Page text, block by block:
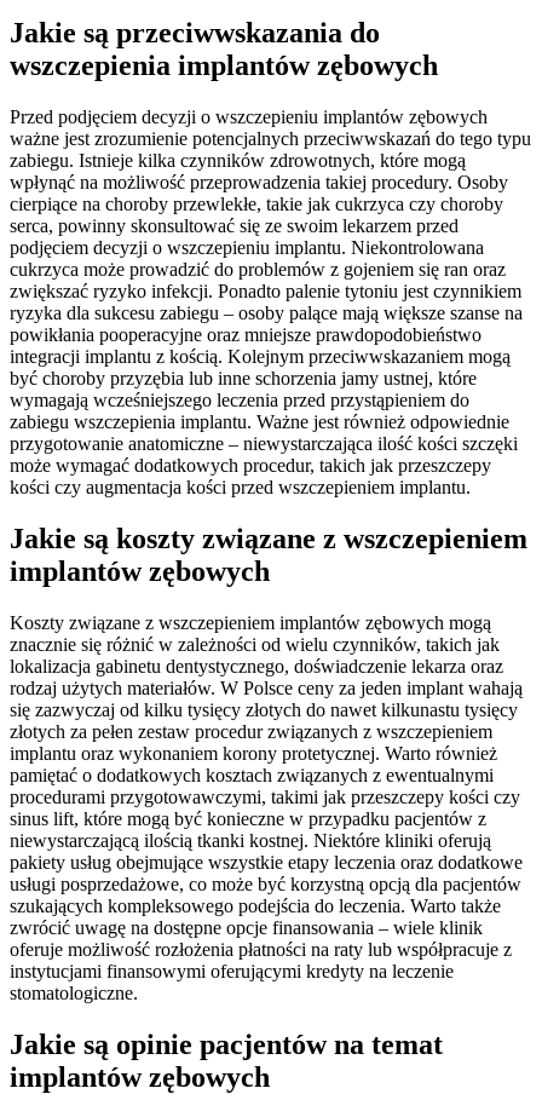
Jakie są przeciwwskazania do
wszczepienia implantów zębowych
Przed podjęciem decyzji o wszczepieniu implantów zębowych
ważne jest zrozumienie potencjalnych przeciwwskazań do tego typu
zabiegu. Istnieje kilka czynników zdrowotnych, które mogą
wpłynąć na możliwość przeprowadzenia takiej procedury. Osoby
cierpiące na choroby przewlekłe, takie jak cukrzyca czy choroby
serca, powinny skonsultować się ze swoim lekarzem przed
podjęciem decyzji o wszczepieniu implantu. Niekontrolowana
cukrzyca może prowadzić do problemów z gojeniem się ran oraz
zwiększać ryzyko infekcji. Ponadto palenie tytoniu jest czynnikiem
ryzyka dla sukcesu zabiegu – osoby palące mają większe szanse na
powikłania pooperacyjne oraz mniejsze prawdopodobieństwo
integracji implantu z kością. Kolejnym przeciwwskazaniem mogą
być choroby przyzębia lub inne schorzenia jamy ustnej, które
wymagają wcześniejszego leczenia przed przystąpieniem do
zabiegu wszczepienia implantu. Ważne jest również odpowiednie
przygotowanie anatomiczne – niewystarczająca ilość kości szczęki
może wymagać dodatkowych procedur, takich jak przeszczepy
kości czy augmentacja kości przed wszczepieniem implantu.
Jakie są koszty związane z wszczepieniem
implantów zębowych
Koszty związane z wszczepieniem implantów zębowych mogą
znacznie się różnić w zależności od wielu czynników, takich jak
lokalizacja gabinetu dentystycznego, doświadczenie lekarza oraz
rodzaj użytych materiałów. W Polsce ceny za jeden implant wahają
się zazwyczaj od kilku tysięcy złotych do nawet kilkunastu tysięcy
złotych za pełen zestaw procedur związanych z wszczepieniem
implantu oraz wykonaniem korony protetycznej. Warto również
pamiętać o dodatkowych kosztach związanych z ewentualnymi
procedurami przygotowawczymi, takimi jak przeszczepy kości czy
sinus lift, które mogą być konieczne w przypadku pacjentów z
niewystarczającą ilością tkanki kostnej. Niektóre kliniki oferują
pakiety usług obejmujące wszystkie etapy leczenia oraz dodatkowe
usługi posprzedażowe, co może być korzystną opcją dla pacjentów
szukających kompleksowego podejścia do leczenia. Warto także
zwrócić uwagę na dostępne opcje finansowania – wiele klinik
oferuje możliwość rozłożenia płatności na raty lub współpracuje z
instytucjami finansowymi oferującymi kredyty na leczenie
stomatologiczne.
Jakie są opinie pacjentów na temat
implantów zębowych